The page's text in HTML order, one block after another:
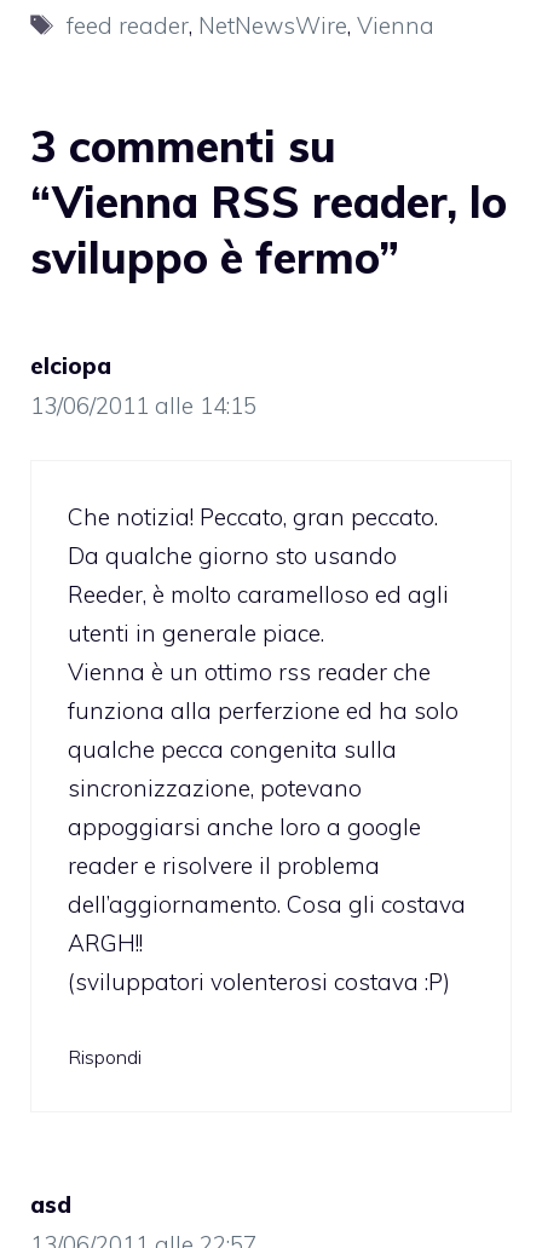
Tag
feed reader, NetNewsWire,Vienna
3 commenti su
“Vienna RSS reader, lo
sviluppo è fermo”
elciopa
13/06/2011 alle 14:15
Che notizia! Peccato, gran peccato.
Da qualche giorno sto usando
Reeder, è molto caramelloso ed agli
utenti in generale piace.
Vienna è un ottimo rss reader che
funziona alla perferzione ed ha solo
qualche pecca congenita sulla
sincronizzazione, potevano
appoggiarsi anche loro a google
reader e risolvere il problema
dell’aggiornamento. Cosa gli costava
ARGH!!
(sviluppatori volenterosi costava :P)
Rispondi
asd